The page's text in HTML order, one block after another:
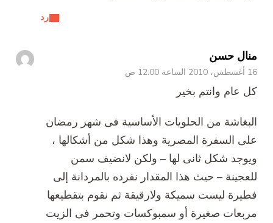
رد
منال حسن
16 أغسطس، 2010 الساعة 12:00 ص
كل عام وانتم بخير
البغاشة من الحلويات الأساسية فى شهر رمضان
على السفرة المصرية وهذا شكل من أشكالها ،
ويوجد شكل ثانى لها – ولكن لانضيف سمن
للعجينة – حيث هذا المقدار نفرده بالمردانة إلى
فطيرة ليست سميكة ولارقيقة ثم نقوم بتقطيعها
مربعات صغيرة أو سمبوكسات وتحمر فى الزيت